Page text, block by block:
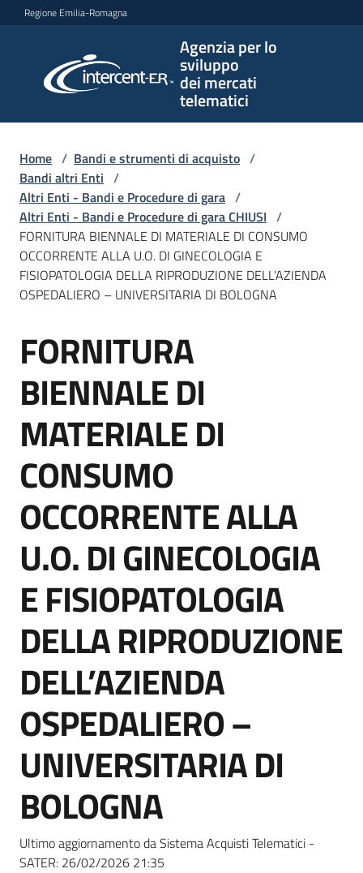
Vai al contenuto
Vai alla navigazione
Vai al footer
Regione Emilia-Romagna
Agenzia per lo
sviluppo
dei mercati
telematici
per lo
sviluppo
telematici
L'Agenzia
Bandi
strumenti
di
Supporto
Piattaforme
telematiche
English
site
Seguici
su
Home / Bandi e strumenti di acquisto /
Bandi altri Enti /
Altri Enti - Bandi e Procedure di gara /
Altri Enti - Bandi e Procedure di gara CHIUSI /
FORNITURA BIENNALE DI MATERIALE DI CONSUMO
OCCORRENTE ALLA U.O. DI GINECOLOGIA E
FISIOPATOLOGIA DELLA RIPRODUZIONE DELL’AZIENDA
OSPEDALIERO – UNIVERSITARIA DI BOLOGNA
Salta al contenuto
FORNITURA
BIENNALE DI
MATERIALE DI
CONSUMO
OCCORRENTE ALLA
U.O. DI GINECOLOGIA
E FISIOPATOLOGIA
DELLA RIPRODUZIONE
DELL’AZIENDA
OSPEDALIERO –
UNIVERSITARIA DI
BOLOGNA
Ultimo aggiornamento da Sistema Acquisti Telematici -
SATER: 26/02/2026 21:35